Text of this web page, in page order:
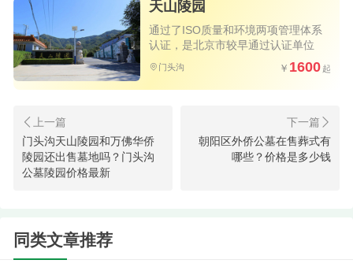
2.延庆区墓地概况及价格
延庆区地处京郊，生态环境优良，尤其是八达
岭陵园因紧邻长城，地理环境独特，人文气息浓
右，而立碑墓地则标价约为12万元，均展现出较高
的性价比。
左右，树葬价格也在1万元左右，而传统的立碑墓地
则定价在1万元左右，这些亲民的价格无疑为不同预
天山陵园
通过了ISO质量和环境两项管理体系
认证，是北京市较早通过认证单位
门头沟 1600
门头沟天山陵园和万佛华侨
陵园还出售墓地吗？门头沟
公墓陵园价格最新
朝阳区外侨公墓在售葬式有
哪些？价格是多少钱
同类文章推荐